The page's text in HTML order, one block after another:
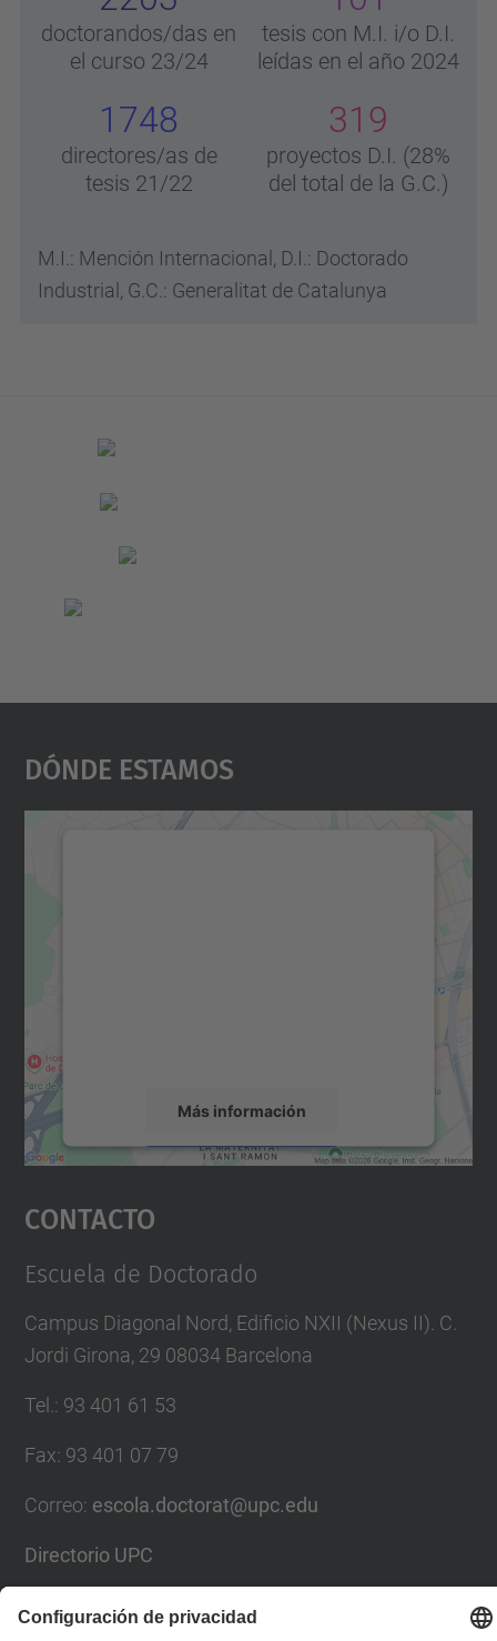
doctorandos/das en
el curso 23/24
1748
directores/as de
tesis 21/22
tesis con M.I. i/o D.I.
leídas en el año 2024
319
proyectos D.I. (28%
del total de la G.C.)
M.I.: Mención Internacional, D.I.: Doctorado
Industrial, G.C.: Generalitat de Catalunya
Dónde Estamos
Más información
Aceptar
powered by
Contacto
Escuela de Doctorado
Campus Diagonal Nord, Edificio NXII (Nexus II). C.
Jordi Girona, 29 08034 Barcelona
Tel.: 93 401 61 53
Fax: 93 401 07 79
Correo: escola.doctorat@upc.edu
Directorio UPC
Formulario de contacto